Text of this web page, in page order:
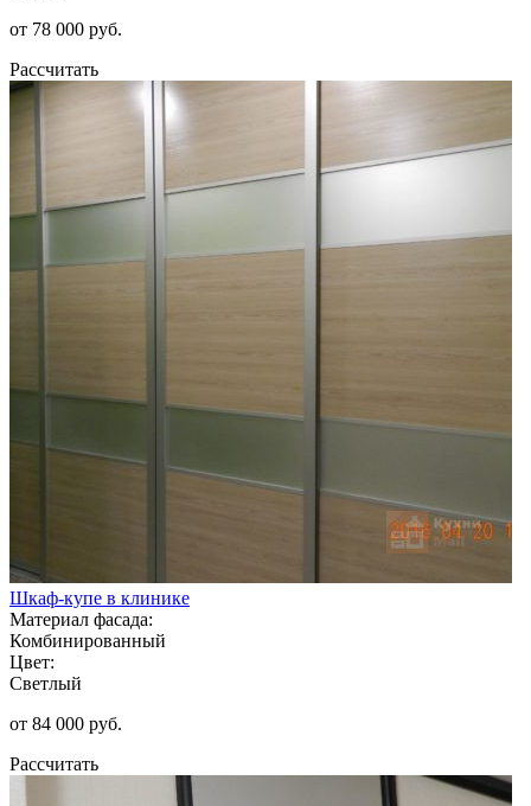
от 78 000 руб.
Рассчитать
Шкаф-купе в клинике
Материал фасада:
Комбинированный
Цвет:
Светлый
от 84 000 руб.
Рассчитать